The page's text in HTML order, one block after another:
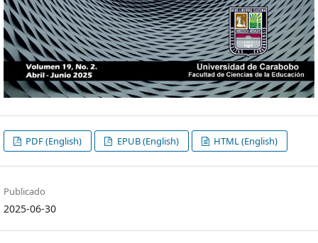
PDF (English) EPUB (English) HTML (English)
Publicado
2025-06-30